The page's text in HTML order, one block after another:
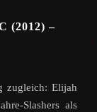
(2012) –
zugleich: Elijah
Slashers als